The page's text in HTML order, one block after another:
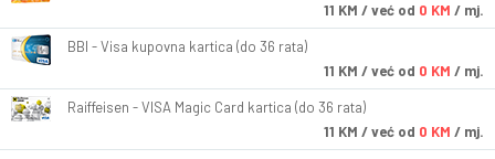
11 KM / već od 0 KM / mj.
BBI - Visa kupovna kartica (do 36 rata)
11 KM / već od 0 KM / mj.
Raiffeisen - VISA Magic Card kartica (do 36 rata)
11 KM / već od 0 KM / mj.